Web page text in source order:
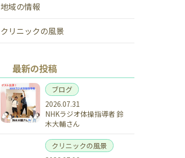
地域の情報
クリニックの風景
最新の投稿
ブログ
2026.07.31
NHKラジオ体操指導者 鈴
木大輔さん
クリニックの風景